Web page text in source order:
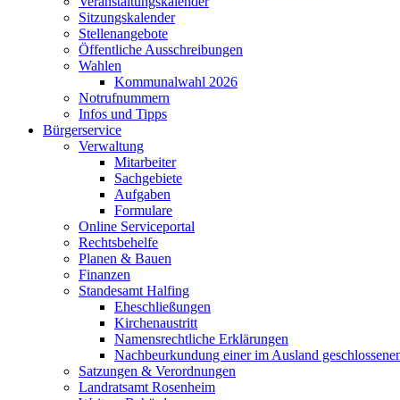
Sitzungskalender
Stellenangebote
Öffentliche Ausschreibungen
Wahlen
Kommunalwahl 2026
Notrufnummern
Infos und Tipps
Bürgerservice
Verwaltung
Mitarbeiter
Sachgebiete
Aufgaben
Formulare
Online Serviceportal
Rechtsbehelfe
Planen & Bauen
Finanzen
Standesamt Halfing
Eheschließungen
Kirchenaustritt
Namensrechtliche Erklärungen
Nachbeurkundung einer im Ausland
Satzungen & Verordnungen
Landratsamt Rosenheim